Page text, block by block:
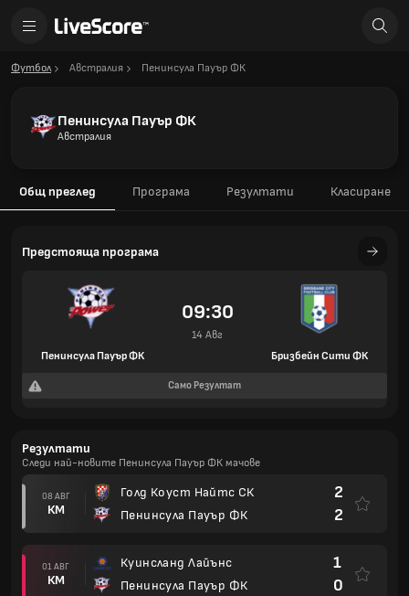
Футбол Австралия Пенинсула Пауър ФК
Пенинсула Пауър ФК
Австралия
Общ преглед Програма Резултати Класиране
Предстояща програма
Пенинсула Пауър ФК
09:30
14 Авг
Бризбейн Сити ФК
Само Резултат
Резултати
Следи най-новите Пенинсула Пауър ФК мачове
08 АВГ
КМ
Голд Коуст Найтс СК
Пенинсула Пауър ФК
2
2
01 АВГ
КМ
Куинсланд Лайънс
Пенинсула Пауър ФК
1
0